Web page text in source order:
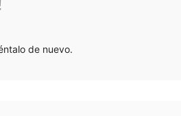
de nuevo.